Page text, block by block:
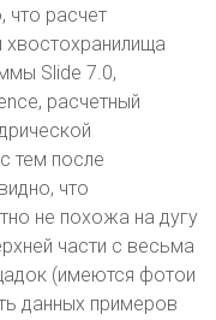
что расчет
Slide 7.0,
расчетный
тем после
что
не похожа на дугу
части с весьма
(имеются фотои
данных примеров